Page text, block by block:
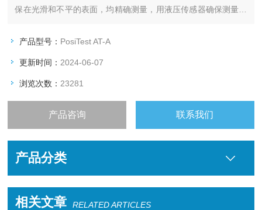
保在光滑和不平的表面，均精确测量，用液压传感器确保测量精
1,AS/NZS 1580.408.5等。
产品型号： PosiTest AT-A
更新时间： 2024-06-07
浏览次数： 23281
产品咨询 联系我们
产品分类
相关文章 RELATED ARTICLES